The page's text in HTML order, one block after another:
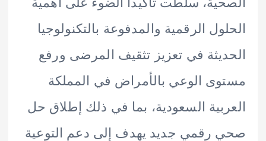
الرقمية والمدفوعة بالتكنولوجيا
في تعزيز تثقيف المرضى ورفع
الوعي بالأمراض في المملكة
السعودية، بما في ذلك إطلاق حل
رقمي جديد يهدف إلى دعم التوعية